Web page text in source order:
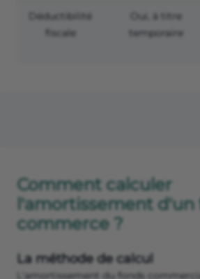
Déductibilité
fiscale
Oui, à titre
temporaire
Comment calculer
l'amortissement d'un
commerce ?
La méthode de calcul
L'amortissement du fonds